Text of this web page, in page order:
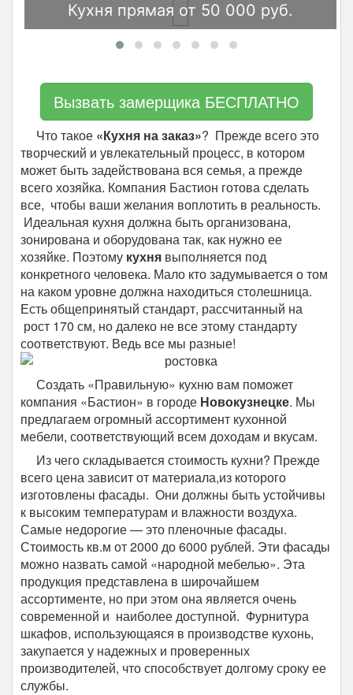
Кухня прямая от 50 000 руб.
Вызвать замерщика БЕСПЛАТНО
Что такое «Кухня на заказ»? Прежде всего это
творческий и увлекательный процесс, в котором
может быть задействована вся семья, а прежде
всего хозяйка. Компания Бастион готова сделать
все, чтобы ваши желания воплотить в реальность.
Идеальная кухня должна быть организована,
зонирована и оборудована так, как нужно ее
хозяйке. Поэтому кухня выполняется под
конкретного человека. Мало кто задумывается о том
на каком уровне должна находиться столешница.
Есть общепринятый стандарт, рассчитанный на
рост 170 см, но далеко не все этому стандарту
соответствуют. Ведь все мы разные!
Создать «Правильную» кухню вам поможет
компания «Бастион» в городе Новокузнецке. Мы
предлагаем огромный ассортимент кухонной
мебели, соответствующий всем доходам и вкусам.
Из чего складывается стоимость кухни? Прежде
всего цена зависит от материала,из которого
изготовлены фасады. Они должны быть устойчивы
к высоким температурам и влажности воздуха.
Самые недорогие — это пленочные фасады.
Стоимость кв.м от 2000 до 6000 рублей. Эти фасады
можно назвать самой «народной мебелью». Эта
продукция представлена в широчайшем
ассортименте, но при этом она является очень
современной и наиболее доступной. Фурнитура
шкафов, использующаяся в производстве кухонь,
закупается у надежных и проверенных
производителей, что способствует долгому сроку ее
службы.